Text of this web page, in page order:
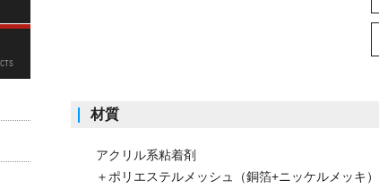
材質
アクリル系粘着剤
＋ポリエステルメッシュ（銅箔+ニッケルメッキ）